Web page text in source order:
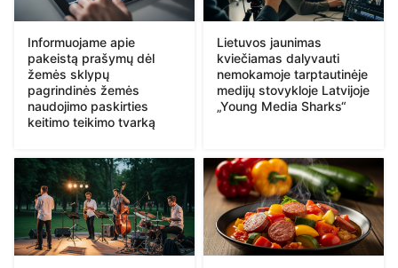
Informuojame apie
pakeistą prašymų dėl
žemės sklypų
pagrindinės žemės
naudojimo paskirties
keitimo teikimo tvarką
Lietuvos jaunimas
kviečiamas dalyvauti
nemokamoje tarptautinėje
medijų stovykloje Latvijoje
„Young Media Sharks“